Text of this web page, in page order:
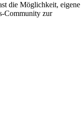
die Möglichkeit, eigene
Community zur